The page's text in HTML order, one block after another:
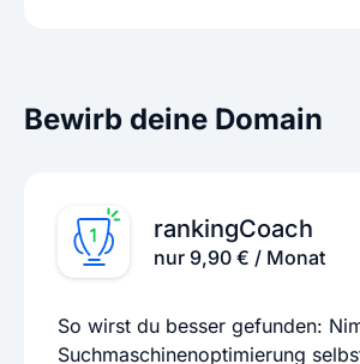
Bewirb deine Domain
rankingCoach
nur 9,90 € / Monat
So wirst du besser gefunden:
Suchmaschinenoptimierung